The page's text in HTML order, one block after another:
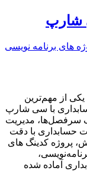
شارپ
های برنامه نویسی
از مهم‌ترین
با سی شارپ
سرفصل‌ها، مدیریت
حسابداری با دقت
پروژه کدینگ های
آماده شده